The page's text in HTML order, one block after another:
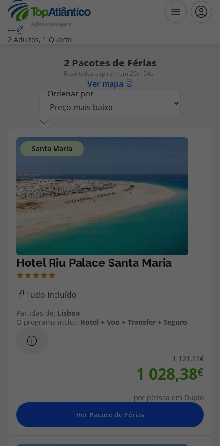
Agência de Viagens
Voos + Hotel
Disneyland ® Paris
Escapadinhas
Cruzeiros
Promoções
Especialistas
Cheque Viagem
Rede de Lojas
Área de Cliente
---
2 Adultos, 1 Quarto
2 Pacotes de Férias
Resultados expiram em 29m 54s
Ver mapa
Ordenar por
Partidas de: Lisboa
O programa inclui: Hotel + Voo + Transfer + Seguro
1 121,11
1 028,38
por pessoa em Duplo